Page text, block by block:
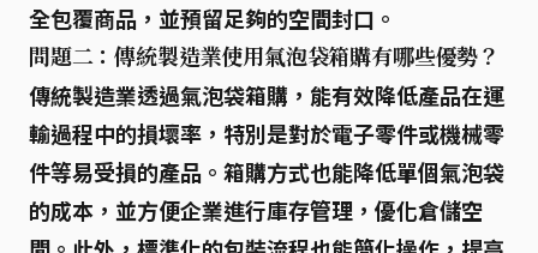
全包覆商品，並預留足夠的空間封口。
問題二：傳統製造業使用氣泡袋箱購有哪些優勢？
傳統製造業透過氣泡袋箱購，能有效降低產品在運
輸過程中的損壞率，特別是對於電子零件或機械零
件等易受損的產品。箱購方式也能降低單個氣泡袋
的成本，並方便企業進行庫存管理，優化倉儲空